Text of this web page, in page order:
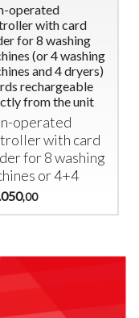
operated
with card
for 8 washing
(or 4 washing
and 4 dryers)
rechargeable
from the unit
operated
with card
for 8 washing
or 4+4
,00